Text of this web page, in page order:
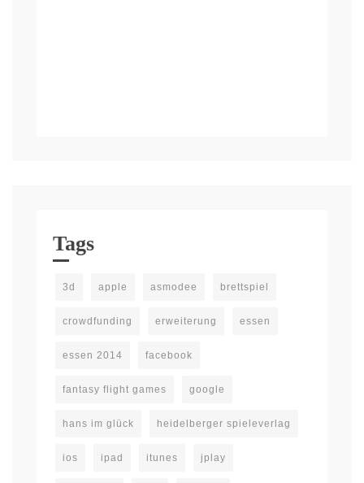
Tags
3d apple asmodee brettspiel
crowdfunding erweiterung essen
essen 2014 facebook
fantasy flight games google
hans im glück heidelberger spieleverlag
ios ipad itunes jplay